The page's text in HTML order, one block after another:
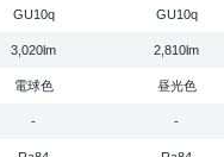
GU10q GU10q
3,020lm 2,810lm
電球色 昼光色
- -